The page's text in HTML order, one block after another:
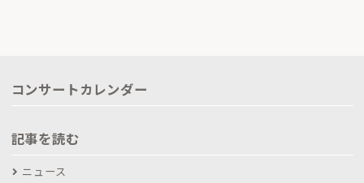
コンサートカレンダー
記事を読む
ニュース